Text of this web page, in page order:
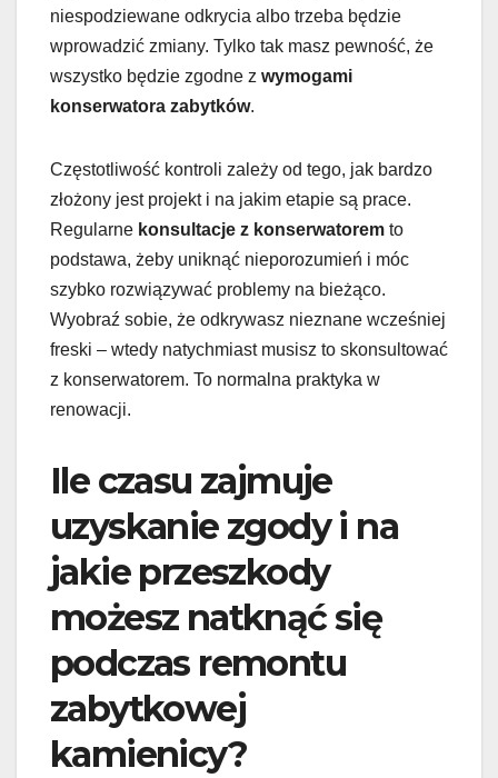
niespodziewane odkrycia albo trzeba będzie
wprowadzić zmiany. Tylko tak masz pewność, że
wszystko będzie zgodne z wymogami
konserwatora zabytków.
Częstotliwość kontroli zależy od tego, jak bardzo
złożony jest projekt i na jakim etapie są prace.
Regularne konsultacje z konserwatorem to
podstawa, żeby uniknąć nieporozumień i móc
szybko rozwiązywać problemy na bieżąco.
Wyobraź sobie, że odkrywasz nieznane wcześniej
freski – wtedy natychmiast musisz to skonsultować
z konserwatorem. To normalna praktyka w
renowacji.
Ile czasu zajmuje
uzyskanie zgody i na
jakie przeszkody
możesz natknąć się
podczas remontu
zabytkowej
kamienicy?